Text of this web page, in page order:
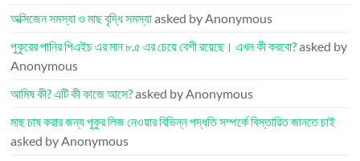
অক্সিজেন সমস্যা ও মাছ বৃদ্ধি সমস্যাasked by Anonymous
পুকুরের পানির পিএইচ এর মান ৮.৫ এর চেয়ে বেশী রয়েছে। এখন কী করবো?asked by
Anonymous
আমিষ কী? এটি কী কাজে আসে?asked by Anonymous
মাছ চাষ করার জন্য পুকুর লিজ নেওয়ার বিভিন্ন পদ্ধতি সম্পর্কে বিস্তারিত জানতে চাই
asked by Anonymous